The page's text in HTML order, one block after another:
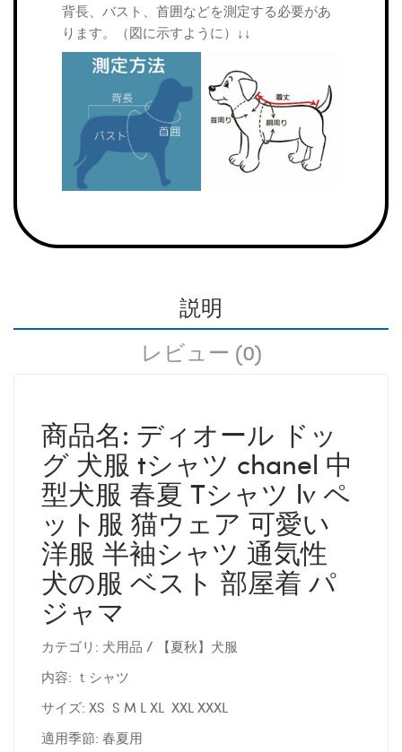
背長、バスト、首囲などを測定する必要があ
ります。（図に示すように）↓↓
説明
レビュー (0)
商品名: ディオール ドッ
グ 犬服 tシャツ chanel 中
型犬服 春夏 Tシャツ lv ペ
ット服 猫ウェア 可愛い
洋服 半袖シャツ 通気性
犬の服 ベスト 部屋着 パ
ジャマ
カテゴリ: 犬用品 / 【夏秋】犬服
内容: ｔシャツ
サイズ: XS S M L XL XXL XXXL
適用季節: 春夏用